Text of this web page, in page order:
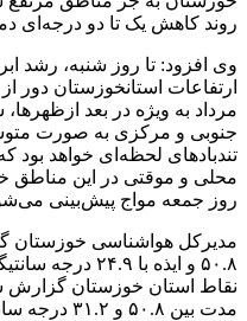
روند کاهش یک تا دو درجه‌ای
وی افزود: تا روز شنبه، رشد
مرداد به ویژه در بعد
جنوبی و مرکزی به صورت
تندبادهای لحظه‌ای خواهد
محلی و موقتی در این مناطق
روز جمعه مواج پیش‌بینی
مدیرکل هواشناسی خوزستان
۵۰.۸ و ایذه با
نقاط استان خوزستان گزارش
مدت بین ۵۰.۸ و ۳۱.۲ درجه سانتیگراد در نوسان بوده است.